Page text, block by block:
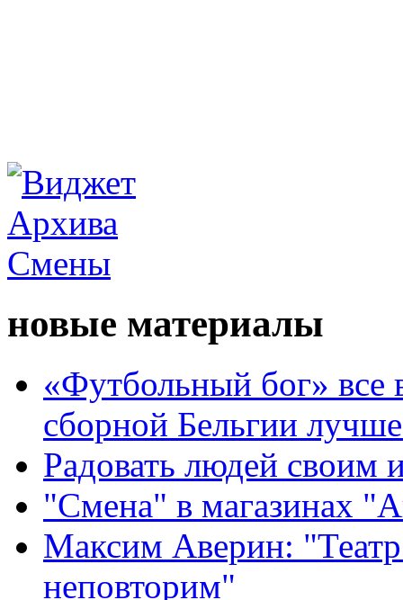
новые материалы
«Футбольный бог» все
сборной Бельгии
Радовать людей своим
"Смена" в магазинах
Максим Аверин:
неповторим"